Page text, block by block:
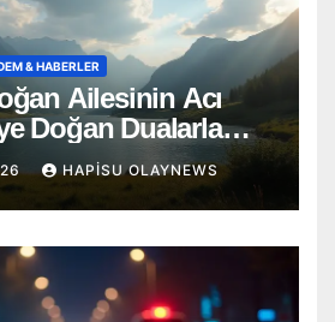
& HABERLER
Ailesinin Acı
Doğan Dualarla
HAPISU OLAYNEWS